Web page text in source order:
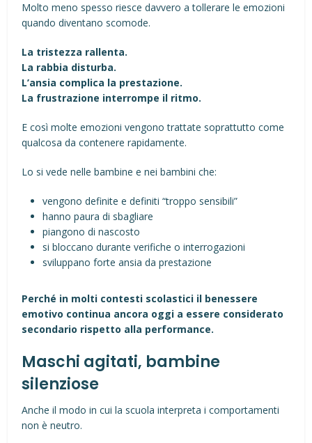
Molto meno spesso riesce davvero a tollerare le emozioni
quando diventano scomode.
La tristezza rallenta.
La rabbia disturba.
L’ansia complica la prestazione.
La frustrazione interrompe il ritmo.
E così molte emozioni vengono trattate soprattutto come
qualcosa da contenere rapidamente.
Lo si vede nelle bambine e nei bambini che:
vengono definite e definiti “troppo sensibili”
hanno paura di sbagliare
piangono di nascosto
si bloccano durante verifiche o interrogazioni
sviluppano forte ansia da prestazione
Perché in molti contesti scolastici il benessere
emotivo continua ancora oggi a essere considerato
secondario rispetto alla performance.
Maschi agitati, bambine
silenziose
Anche il modo in cui la scuola interpreta i comportamenti
non è neutro.